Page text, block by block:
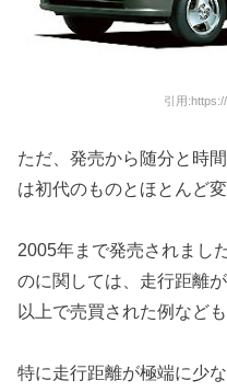
引用
ただ、発売から随分と時
は初代のものとほとんど
2005年まで発売されまし
のに関しては、走行距離
以上で売買された例なども
特に走行距離が極端に少